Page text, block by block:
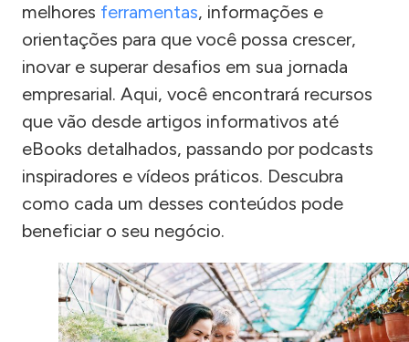
melhores ferramentas, informações e
orientações para que você possa crescer,
inovar e superar desafios em sua jornada
empresarial. Aqui, você encontrará recursos
que vão desde artigos informativos até
eBooks detalhados, passando por podcasts
inspiradores e vídeos práticos. Descubra
como cada um desses conteúdos pode
beneficiar o seu negócio.